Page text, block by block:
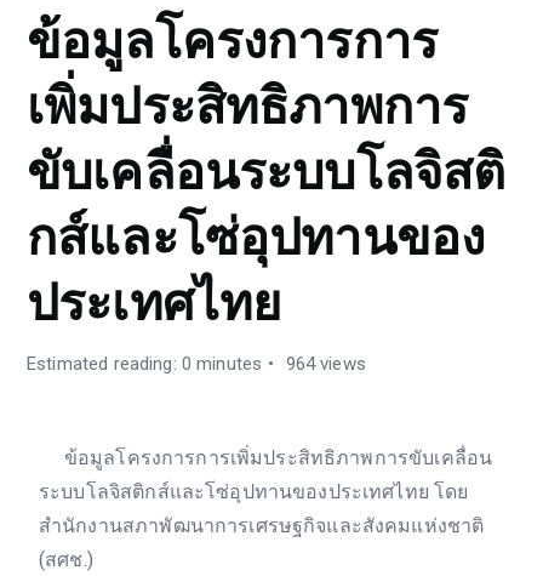
ข้อมูลโครงการการ
เพิ่มประสิทธิภาพการ
ขับเคลื่อนระบบโลจิสติ
กส์และโซ่อุปทานของ
ประเทศไทย
Estimated reading: 0 minutes 964 views
ข้อมูลโครงการการเพิ่มประสิทธิภาพการขับเคลื่อน
ระบบโลจิสติกส์และโซ่อุปทานของประเทศไทย โดย
สำนักงานสภาพัฒนาการเศรษฐกิจและสังคมแห่งชาติ
(สศช.)